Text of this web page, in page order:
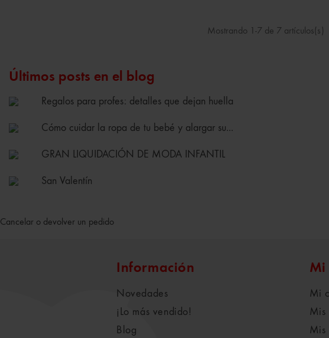
Mostrando 1-7 de 7 artículos(s)
Últimos posts en el blog
Regalos para profes: detalles que dejan huella
Cómo cuidar la ropa de tu bebé y alargar su...
GRAN LIQUIDACIÓN DE MODA INFANTIL
San Valentín
Cancelar o devolver un pedido
Información
Novedades
¡Lo más vendido!
Blog
Mi
Mi
Mis
Mis